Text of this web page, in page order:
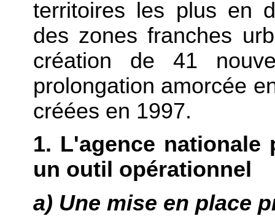
territoires les plus en
des zones franches
création de 41
prolongation amorcée
créées en 1997.
1. L'agence
un outil opérationnel
a) Une mise en place